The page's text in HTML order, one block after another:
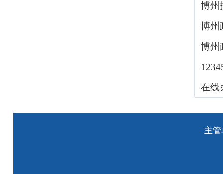
博州
博州
博州
在线
主